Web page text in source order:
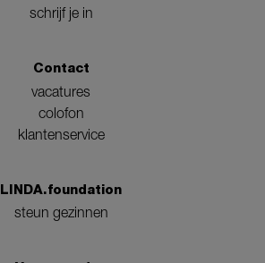
schrijf je in
Contact
vacatures
colofon
klantenservice
LINDA.foundation
steun gezinnen